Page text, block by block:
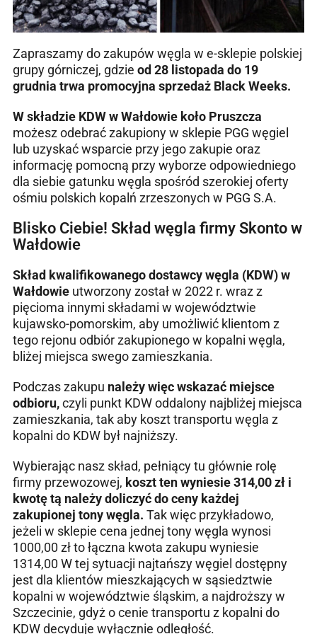
Zapraszamy do zakupów węgla w e-sklepie polskiej
grupy górniczej, gdzie od 28 listopada do 19
grudnia trwa promocyjna sprzedaż Black Weeks.
W składzie KDW w Wałdowie koło Pruszcza
możesz odebrać zakupiony w sklepie PGG węgiel
lub uzyskać wsparcie przy jego zakupie oraz
informację pomocną przy wyborze odpowiedniego
dla siebie gatunku węgla spośród szerokiej oferty
ośmiu polskich kopalń zrzeszonych w PGG S.A.
Blisko Ciebie! Skład węgla firmy Skonto w
Wałdowie
Skład kwalifikowanego dostawcy węgla (KDW) w
Wałdowie utworzony został w 2022 r. wraz z
pięcioma innymi składami w województwie
kujawsko-pomorskim, aby umożliwić klientom z
tego rejonu odbiór zakupionego w kopalni węgla,
bliżej miejsca swego zamieszkania.
Podczas zakupu należy więc wskazać miejsce
odbioru,czyli punkt KDW oddalony najbliżej miejsca
zamieszkania, tak aby koszt transportu węgla z
kopalni do KDW był najniższy.
Wybierając nasz skład, pełniący tu głównie rolę
firmy przewozowej, koszt ten wyniesie 314,00 zł i
kwotę tą należy doliczyć do ceny każdej
zakupionej tony węgla. Tak więc przykładowo,
jeżeli w sklepie cena jednej tony węgla wynosi
1000,00 zł to łączna kwota zakupu wyniesie
1314,00 W tej sytuacji najtańszy węgiel dostępny
jest dla klientów mieszkających w sąsiedztwie
kopalni w województwie śląskim, a najdroższy w
Szczecinie, gdyż o cenie transportu z kopalni do
KDW decyduje wyłącznie odległość.